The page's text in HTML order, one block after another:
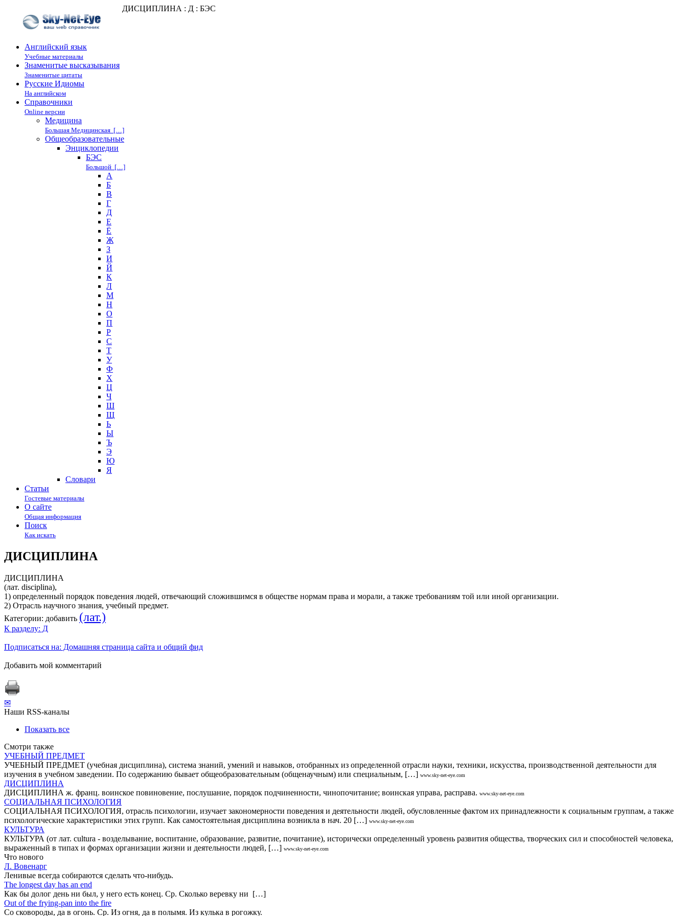
ДИСЦИПЛИНА : Д : БЭС
Английский язык
Учебные материалы
Знаменитые высказывания
Знаменитые цитаты
Русские Идиомы
На английском
Справочники
Online версии
Медицина
Большая Медицинская […]
Общеобразовательные
Энциклопедии
БЭС
Большой […]
А
Б
В
Г
Д
Е
Ё
Ж
З
И
Й
К
Л
М
Н
О
П
Р
С
Т
У
Ф
Х
Ц
Ч
Ш
Щ
Ь
Ы
Ъ
Э
Ю
Я
Cловари
Статьи
Гостевые материалы
О сайте
Общая информация
Поиск
Как искать
ДИСЦИПЛИНА
ДИСЦИПЛИНА
(лат. disciplina),
1) определенный порядок поведения людей, отвечающий сложившимся в обществе нормам права и морали, а также требованиям той или иной организации.
2) Отрасль научного знания, учебный предмет.
Категории: добавить (лат.)
К разделу: Д
Подписаться на: Домашняя страница сайта и общий фид
Добавить мой комментарий
✉
Наши RSS-каналы
Показать все
Смотри также
УЧЕБНЫЙ ПРЕДМЕТ
УЧЕБНЫЙ ПРЕДМЕТ (учебная дисциплина), система знаний, умений и навыков, отобранных из определенной отрасли науки, техники, искусства, производственной деятельности для
изучения в учебном заведении. По содержанию бывает общеобразовательным (общенаучным) или специальным, […] www.sky-net-eye.com
ДИСЦИПЛИНА
ДИСЦИПЛИНА ж. франц. воинское повиновение, послушание, порядок подчиненности, чинопочитание; воинская управа, расправа. www.sky-net-eye.com
СОЦИАЛЬНАЯ ПСИХОЛОГИЯ
СОЦИАЛЬНАЯ ПСИХОЛОГИЯ, отрасль психологии, изучает закономерности поведения и деятельности людей, обусловленные фактом их принадлежности к социальным группам, а также
психологические характеристики этих групп. Как самостоятельная дисциплина возникла в нач. 20 […] www.sky-net-eye.com
КУЛЬТУРА
КУЛЬТУРА (от лат. cultura - возделывание, воспитание, образование, развитие, почитание), исторически определенный уровень развития общества, творческих сил и способностей человека,
выраженный в типах и формах организации жизни и деятельности людей, […] www.sky-net-eye.com
Что нового
Л. Вовенарг
Ленивые всегда собираются сделать что-нибудь.
The longest day has an end
Как бы долог день ни был, у него есть конец. Ср. Сколько веревку ни […]
Out of the frying-pan into the fire
Co сковороды, да в огонь. Ср. Из огня, да в полымя. Из кулька в рогожку.